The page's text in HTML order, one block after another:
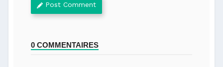
Post Comment
0 COMMENTAIRES